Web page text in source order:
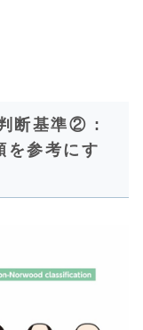
断基準② :
を参考にす